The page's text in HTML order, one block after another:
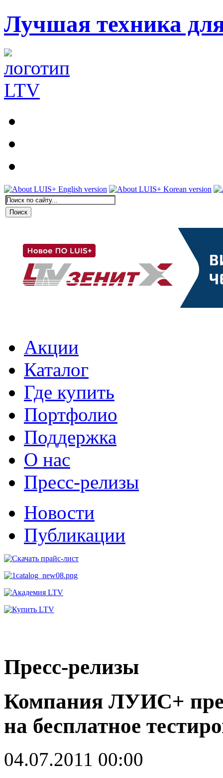
Лучшая техника
Акции
Каталог
Где купить
Портфолио
Поддержка
О нас
Пресс-релизы
Новости
Публикации
Пресс-релизы
Компания ЛУИС+
на бесплатное
04.07.2011 00:00